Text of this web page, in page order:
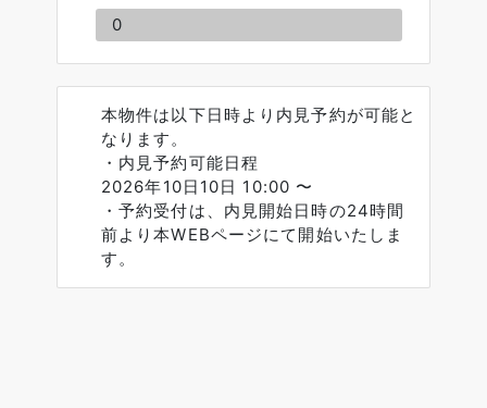
0
本物件は以下日時より内見予約が可能と
なります。
・内見予約可能日程
2026年10日10日 10:00 〜
・予約受付は、内見開始日時の24時間
前より本WEBページにて開始いたしま
す。